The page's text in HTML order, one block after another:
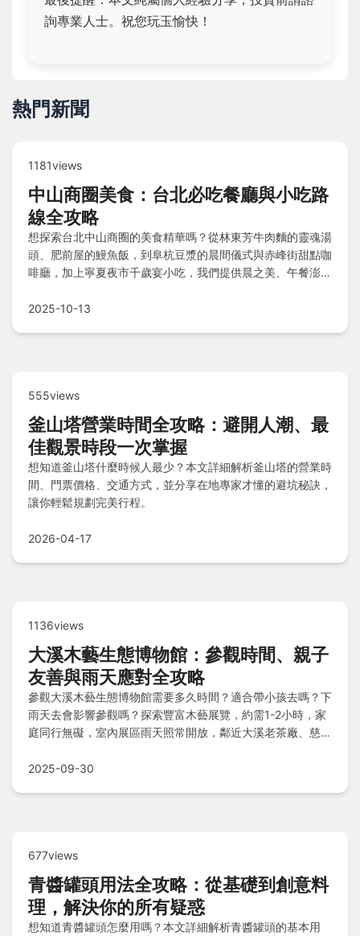
詢專業人士。祝您玩玉愉快！
熱門新聞
1181views
中山商圈美食：台北必吃餐廳與小吃路
線全攻略
想探索台北中山商圈的美食精華嗎？從林東芳牛肉麵的靈魂湯
頭、肥前屋的鰻魚飯，到阜杭豆漿的晨間儀式與赤峰街甜點咖
啡廳，加上寧夏夜市千歲宴小吃，我們提供晨之美、午餐澎湃
日式拉麵與古早味冰品，一次滿足味蕾之旅！
2025-10-13
555views
釜山塔營業時間全攻略：避開人潮、最
佳觀景時段一次掌握
想知道釜山塔什麼時候人最少？本文詳細解析釜山塔的營業時
間、門票價格、交通方式，並分享在地專家才懂的避坑秘訣，
讓你輕鬆規劃完美行程。
2026-04-17
1136views
大溪木藝生態博物館：參觀時間、親子
友善與雨天應對全攻略
參觀大溪木藝生態博物館需要多久時間？適合帶小孩去嗎？下
雨天去會影響參觀嗎？探索豐富木藝展覽，約需1-2小時，家
庭同行無礙，室內展區雨天照常開放，鄰近大溪老茶廠、慈湖
2025-09-30
677views
青醬罐頭用法全攻略：從基礎到創意料
理，解決你的所有疑惑
想知道青醬罐頭怎麼用嗎？本文詳細解析青醬罐頭的基本用